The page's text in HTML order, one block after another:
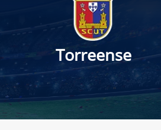
Torreense